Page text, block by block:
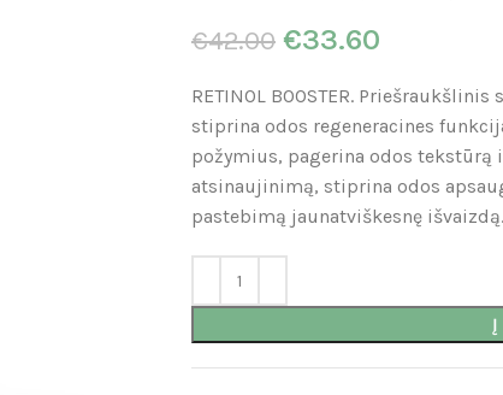
€42.00 €33.60
RETINOL BOOSTER.
stiprina odos regeneracines
požymius, pagerina odos
atsinaujinimą, stiprina odos
pastebimą jaunatviškesnę išvaizdą.
Į